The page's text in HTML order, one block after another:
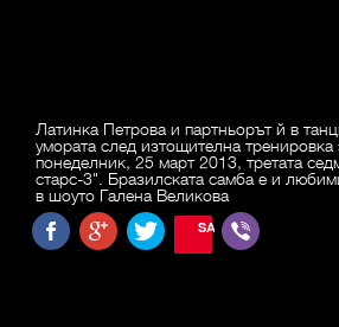
Латинка Петрова и партньорът й в
умората след изтощителна тренировка
понеделник, 25 март 2013, третата
старс-3". Бразилската самба е и
в шоуто Галена Великова
SAVE